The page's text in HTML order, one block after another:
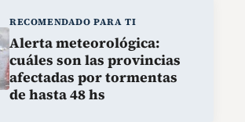
RECOMENDADO PARA TI
Alerta meteorológica:
cuáles son las provincias
afectadas por tormentas
de hasta 48 hs